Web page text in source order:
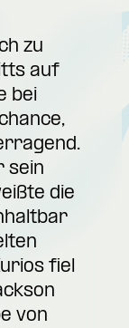
zu
auf
bei
sein
die
fiel
von